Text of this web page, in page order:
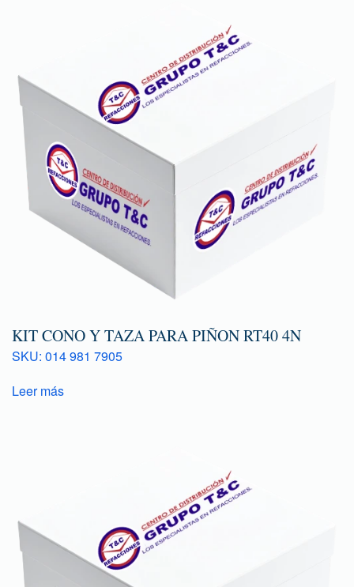
KIT CONO Y TAZA PARA PIÑON RT40 4N
SKU: 014 981 7905
Leer más